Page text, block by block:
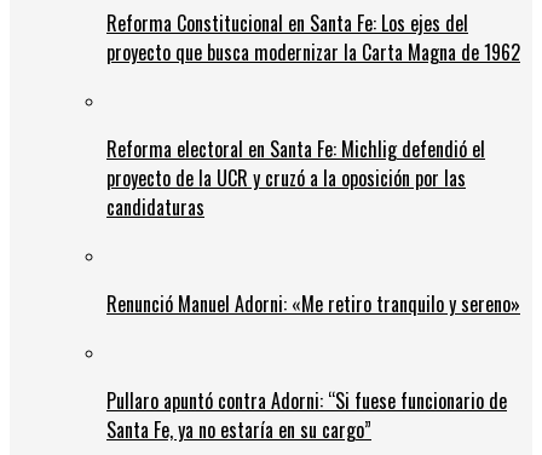
Reforma Constitucional en Santa Fe: Los ejes del
proyecto que busca modernizar la Carta Magna de 1962
Reforma electoral en Santa Fe: Michlig defendió el
proyecto de la UCR y cruzó a la oposición por las
candidaturas
Renunció Manuel Adorni: «Me retiro tranquilo y sereno»
Pullaro apuntó contra Adorni: “Si fuese funcionario de
Santa Fe, ya no estaría en su cargo”